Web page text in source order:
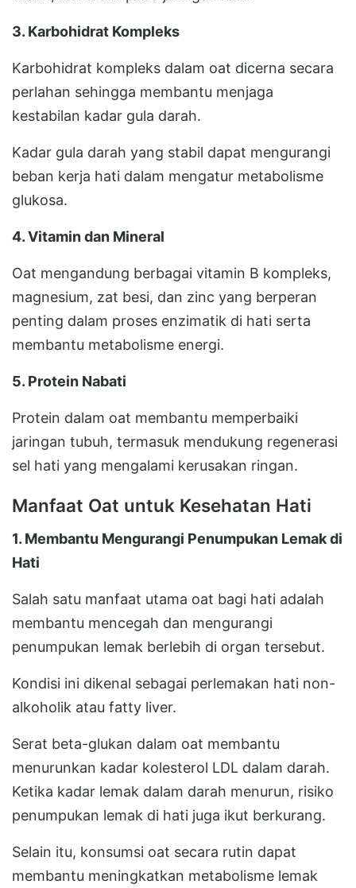
3. Karbohidrat Kompleks
Karbohidrat kompleks dalam oat dicerna secara
perlahan sehingga membantu menjaga
kestabilan kadar gula darah.
Kadar gula darah yang stabil dapat mengurangi
beban kerja hati dalam mengatur metabolisme
glukosa.
4. Vitamin dan Mineral
Oat mengandung berbagai vitamin B kompleks,
magnesium, zat besi, dan zinc yang berperan
penting dalam proses enzimatik di hati serta
membantu metabolisme energi.
5. Protein Nabati
Protein dalam oat membantu memperbaiki
jaringan tubuh, termasuk mendukung regenerasi
sel hati yang mengalami kerusakan ringan.
Manfaat Oat untuk Kesehatan Hati
1. Membantu Mengurangi Penumpukan Lemak di
Hati
Salah satu manfaat utama oat bagi hati adalah
membantu mencegah dan mengurangi
penumpukan lemak berlebih di organ tersebut.
Kondisi ini dikenal sebagai perlemakan hati non-
alkoholik atau fatty liver.
Serat beta-glukan dalam oat membantu
menurunkan kadar kolesterol LDL dalam darah.
Ketika kadar lemak dalam darah menurun, risiko
penumpukan lemak di hati juga ikut berkurang.
Selain itu, konsumsi oat secara rutin dapat
membantu meningkatkan metabolisme lemak